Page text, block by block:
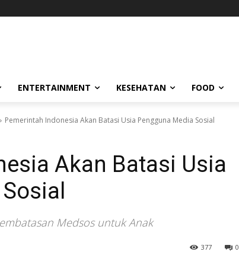
ENTERTAINMENT KESEHATAN FOOD
Pemerintah Indonesia Akan Batasi Usia Pengguna Media Sosial
Akan Batasi Usia
Medsos untuk Anak
0
377